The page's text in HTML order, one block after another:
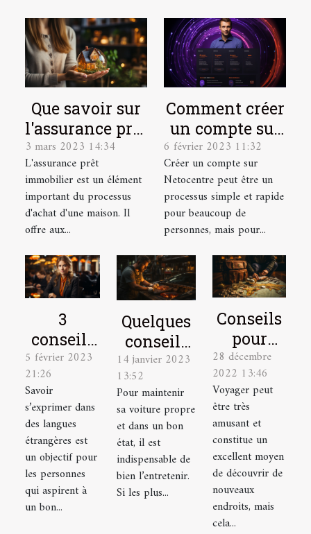
Que savoir sur
l'assurance prêt
immobilier ?
3 mars 2023 14:34
L'assurance prêt
immobilier est un élément
important du processus
d'achat d'une maison. Il
offre aux...
Comment créer
un compte sur
Netocentre ?
6 février 2023 11:32
Créer un compte sur
Netocentre peut être un
processus simple et rapide
pour beaucoup de
personnes, mais pour...
3
conseils
pour
mieux
parler
une
langue
étrangère
5 février 2023
21:26
Savoir
s’exprimer dans
des langues
étrangères est
un objectif pour
les personnes
qui aspirent à
un bon...
Quelques
conseils
pour bien
entretenir
sa voiture
14 janvier 2023
13:52
Pour maintenir
sa voiture propre
et dans un bon
état, il est
indispensable de
bien l’entretenir.
Si les plus...
Conseils
pour
élaborer
le plan
de
voyage
idéal
28 décembre
2022 13:46
Voyager peut
être très
amusant et
constitue un
excellent moyen
de découvrir de
nouveaux
endroits, mais
cela...